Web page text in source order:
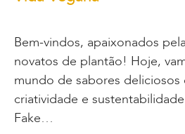
Bem-vindos, apaixonados
novatos de plantão! Hoje,
mundo de sabores
criatividade e
Fake…